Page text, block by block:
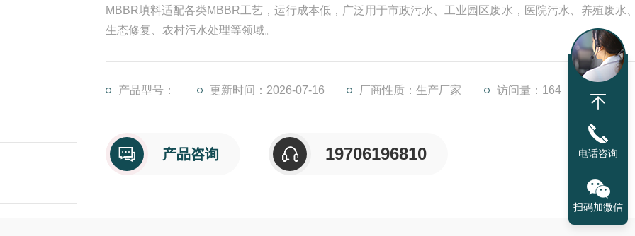
MBBR填料适配各类MBBR工艺，运行成本低，广泛用于市政污水、工业园区废水，医院污水、养殖废水
生态修复、农村污水处理等领域。
产品型号： 更新时间：2026-07-16 厂商性质：生产厂家 访问量：164
产品咨询 19706196810 电话咨询
扫码加微信